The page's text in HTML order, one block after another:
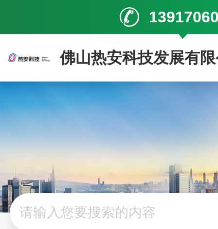
佛山热安科技发展有